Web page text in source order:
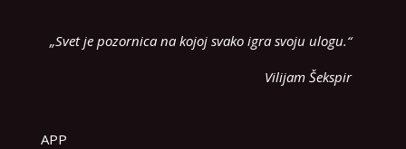
„Svet je pozornica na kojoj svako igra svoju ulogu.“
Vilijam Šekspir
APP